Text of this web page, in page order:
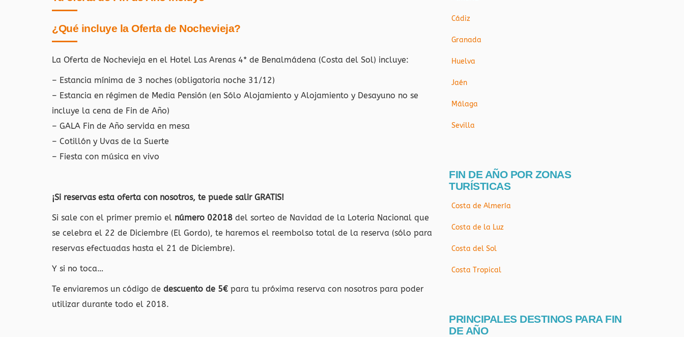
¿Qué incluye la Oferta de Nochevieja?
La Oferta de Nochevieja en el Hotel Las Arenas 4* de Benalmádena (Costa del Sol) incluye:
– Estancia mínima de 3 noches (obligatoria noche 31/12)
– Estancia en régimen de Media Pensión (en Sólo Alojamiento y Alojamiento y Desayuno no se
incluye la cena de Fin de Año)
– GALA Fin de Año servida en mesa
– Cotillón y Uvas de la Suerte
– Fiesta con música en vivo
¡Si reservas esta oferta con nosotros, te puede salir GRATIS!
Si sale con el primer premio el número 02018 del sorteo de Navidad de la Loteria Nacional que
se celebra el 22 de Diciembre (El Gordo), te haremos el reembolso total de la reserva (sólo para
reservas efectuadas hasta el 21 de Diciembre).
Y si no toca…
Te enviaremos un código de descuento de 5€ para tu próxima reserva con nosotros para poder
utilizar durante todo el 2018.
Cádiz
Granada
Huelva
Jaén
Málaga
Sevilla
FIN DE AÑO POR ZONAS
TURÍSTICAS
Costa de Almería
Costa de la Luz
Costa del Sol
Costa Tropical
PRINCIPALES DESTINOS PARA FIN
DE AÑO